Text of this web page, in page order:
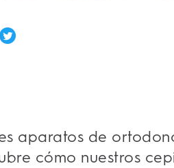
aparatos de
cómo nuestros